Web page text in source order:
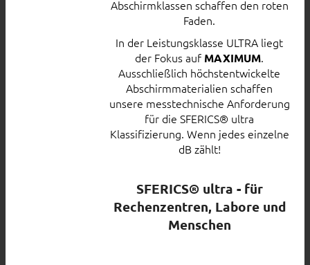
Abschirmklassen schaffen den roten
Faden.
In der Leistungsklasse ULTRA liegt
der Fokus auf MAXIMUM.
Ausschließlich höchstentwickelte
Abschirmmaterialien schaffen
unsere messtechnische Anforderung
für die SFERICS® ultra
Klassifizierung. Wenn jedes einzelne
dB zählt!
SFERICS® ultra - für
Rechenzentren, Labore und
Menschen